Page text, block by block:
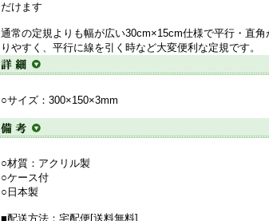
だけます
通常の定規よりも幅が広い30cm×15cm仕様で平行・直角
りやすく、平行に線を引く時など大変便利な定規です。
○サイズ：300×150×3mm
○材質：アクリル製
○ケース付
○日本製
■配送方法：宅配便[送料無料]